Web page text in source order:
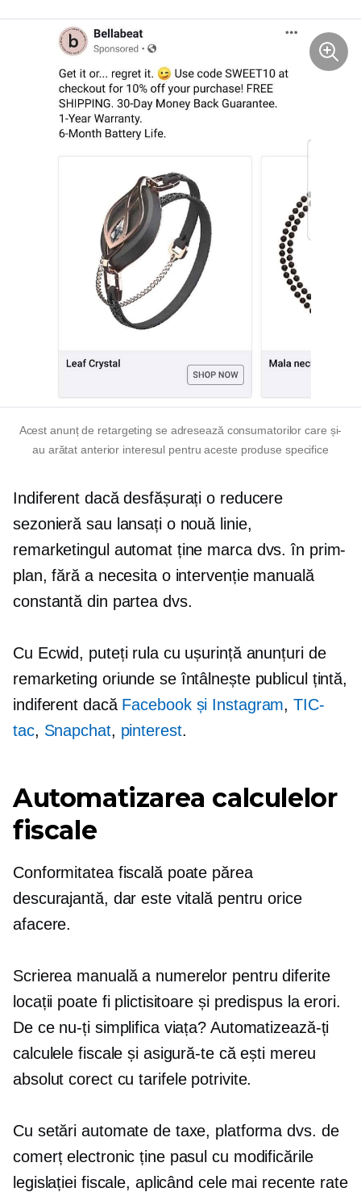
Acest anunț de retargeting se adresează consumatorilor care și-
au arătat anterior interesul pentru aceste produse specifice
Indiferent dacă desfășurați o reducere
sezonieră sau lansați o nouă linie,
remarketingul automat ține marca dvs. în prim-
plan, fără a necesita o intervenție manuală
constantă din partea dvs.
Cu Ecwid, puteți rula cu ușurință anunțuri de
remarketing oriunde se întâlnește publicul țintă,
indiferent dacă Facebook și Instagram,TIC-
tac, Snapchat, pinterest.
Automatizarea calculelor
fiscale
Conformitatea fiscală poate părea
descurajantă, dar este vitală pentru orice
afacere.
Scrierea manuală a numerelor pentru diferite
locații poate fi plictisitoare și predispus la erori.
De ce nu-ți simplifica viața? Automatizează-ți
calculele fiscale și asigură-te că ești mereu
absolut corectcu tarifele potrivite.
Cu setări automate de taxe, platforma dvs. de
comerț electronic ține pasul cu modificările
legislației fiscale, aplicând cele mai recente rate